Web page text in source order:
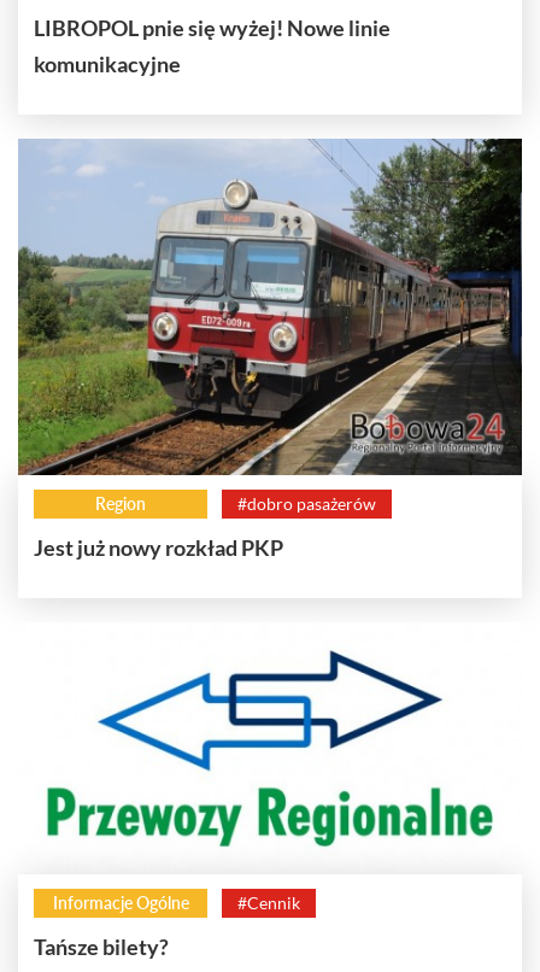
LIBROPOL pnie się wyżej! Nowe linie
komunikacyjne
Region #dobro pasażerów
Jest już nowy rozkład PKP
Informacje Ogólne #Cennik
Tańsze bilety?